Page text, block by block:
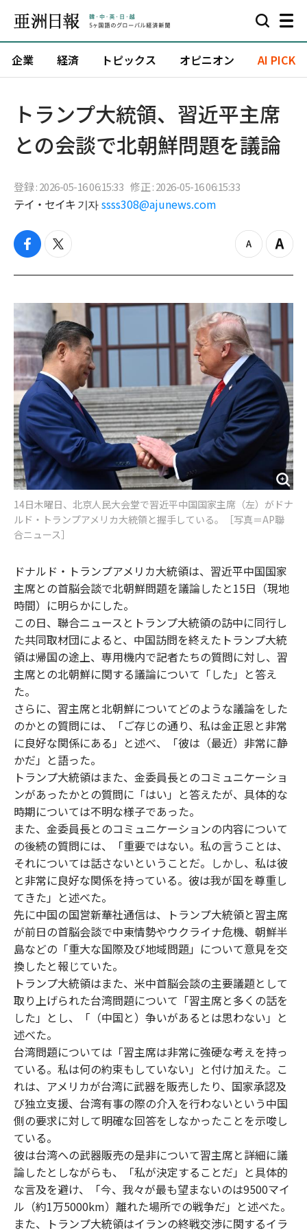
企業 経済 トピックス オピニオン AI PICK
トランプ大統領、習近平主席
との会談で北朝鮮問題を議論
登録 : 2026-05-16 06:15:33 修正 : 2026-05-16 06:15:33
テイ・セイキ 기자 ssss308@ajunews.com
f
c
b
o
k
t
i
t
e
r
z
o
o
t
Z
o
i
14日木曜日、北京人民大会堂で習近平中国国家主席（左）がドナ
ルド・トランプアメリカ大統領と握手している。［写真＝AP聯
合ニュース］
ドナルド・トランプアメリカ大統領は、習近平中国国家
主席との首脳会談で北朝鮮問題を議論したと15日（現地
時間）に明らかにした。
この日、聯合ニュースとトランプ大統領の訪中に同行し
た共同取材団によると、中国訪問を終えたトランプ大統
領は帰国の途上、専用機内で記者たちの質問に対し、習
主席との北朝鮮に関する議論について「した」と答え
た。
さらに、習主席と北朝鮮についてどのような議論をした
のかとの質問には、「ご存じの通り、私は金正恩と非常
に良好な関係にある」と述べ、「彼は（最近）非常に静
かだ」と語った。
トランプ大統領はまた、金委員長とのコミュニケーショ
ンがあったかとの質問に「はい」と答えたが、具体的な
時期については不明な様子であった。
また、金委員長とのコミュニケーションの内容について
の後続の質問には、「重要ではない。私の言うことは、
それについては話さないということだ。しかし、私は彼
と非常に良好な関係を持っている。彼は我が国を尊重し
てきた」と述べた。
先に中国の国営新華社通信は、トランプ大統領と習主席
が前日の首脳会談で中東情勢やウクライナ危機、朝鮮半
島などの「重大な国際及び地域問題」について意見を交
換したと報じていた。
トランプ大統領はまた、米中首脳会談の主要議題として
取り上げられた台湾問題について「習主席と多くの話を
した」とし、「（中国と）争いがあるとは思わない」と
述べた。
台湾問題については「習主席は非常に強硬な考えを持っ
ている。私は何の約束もしていない」と付け加えた。こ
れは、アメリカが台湾に武器を販売したり、国家承認及
び独立支援、台湾有事の際の介入を行わないという中国
側の要求に対して明確な回答をしなかったことを示唆し
ている。
彼は台湾への武器販売の是非について習主席と詳細に議
論したとしながらも、「私が決定することだ」と具体的
な言及を避け、「今、我々が最も望まないのは9500マイ
ル（約1万5000km）離れた場所での戦争だ」と述べた。
また、トランプ大統領はイランの終戦交渉に関するイラ